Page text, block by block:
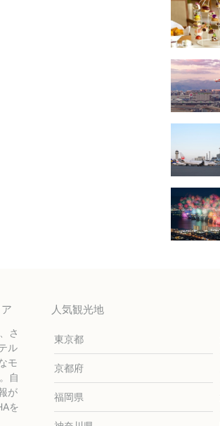
さ
ル
モ
自
が
を
人気観光地
東京都
京都府
福岡県